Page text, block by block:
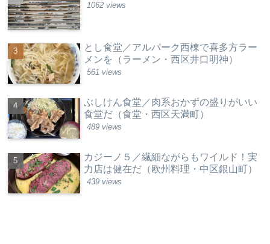
1062 views
とし食堂／アルパーク西棟で喜多方ラー
メンを（ラーメン・西区井口明神）
561 views
ぶしけん食堂／肉系おかずの盛りがいい
食堂だ（食堂・西区天満町）
489 views
カジーノ５／繊細ながらもワイルド！実
力店は健在だ（欧州料理・中区銀山町）
439 views